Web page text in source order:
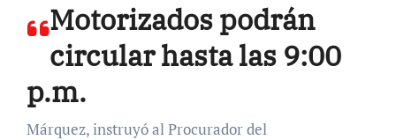
Motorizados podrán
circular hasta las 9:00
p.m.
Márquez, instruyó al Procurador del